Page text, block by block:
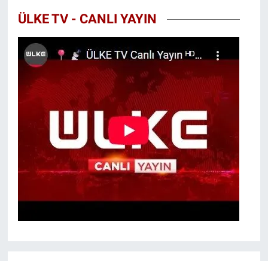
ÜLKE TV - CANLI YAYIN